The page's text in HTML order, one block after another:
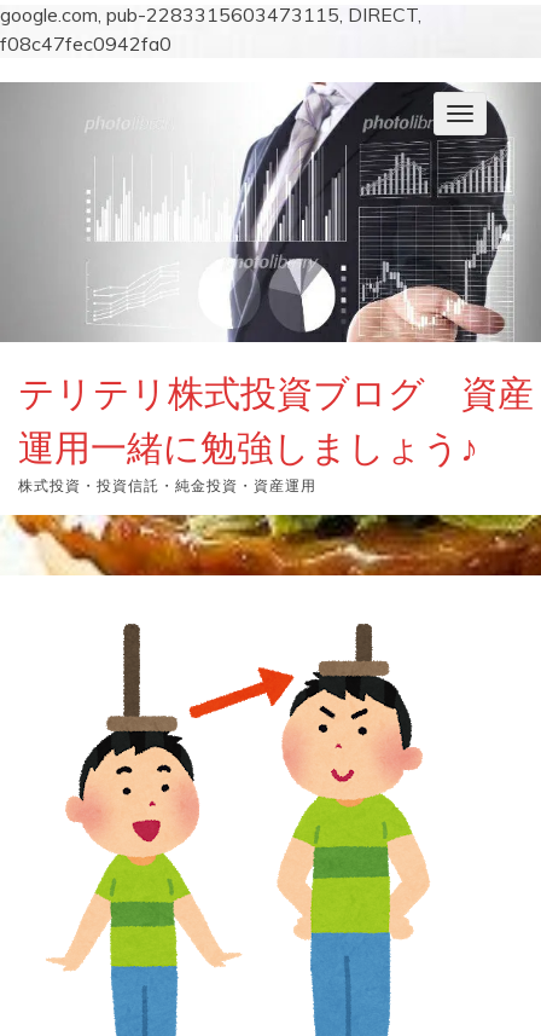
google.com, pub-2283315603473115, DIRECT,
f08c47fec0942fa0
ナ
ビ
ゲ
ー
シ
ョ
ン
を
切
り
替
テリテリ株式投資ブログ 資産
運用一緒に勉強しましょう♪
株式投資・投資信託・純金投資・資産運用